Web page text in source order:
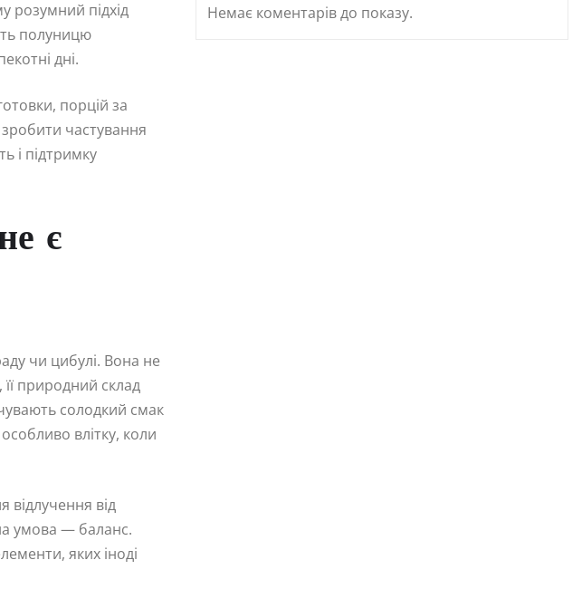
розумний підхід
полуницю
дні.
порцій за
частування
і підтримку
є
чи цибулі. Вона не
природний склад
солодкий смак
влітку, коли
відлучення від
умова — баланс.
яких іноді
Немає коментарів до показу.